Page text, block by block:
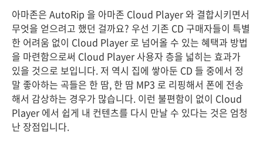
아마존은 AutoRip 을 아마존 Cloud Player 와 결합시키면서
무엇을 얻으려고 했던 걸까요? 우선 기존 CD 구매자들이 특별
한 어려움 없이 Cloud Player 로 넘어올 수 있는 혜택과 방법
을 마련함으로써 Cloud Player 사용자 층을 넓히는 효과가
있을 것으로 보입니다. 저 역시 집에 쌓아둔 CD 들 중에서 정
말 좋아하는 곡들은 한 땀, 한 땀 MP3 로 리핑해서 폰에 전송
해서 감상하는 경우가 많습니다. 이런 불편함이 없이 Cloud
Player 에서 쉽게 내 컨텐츠를 다시 만날 수 있다는 것은 엄청
난 장점입니다.